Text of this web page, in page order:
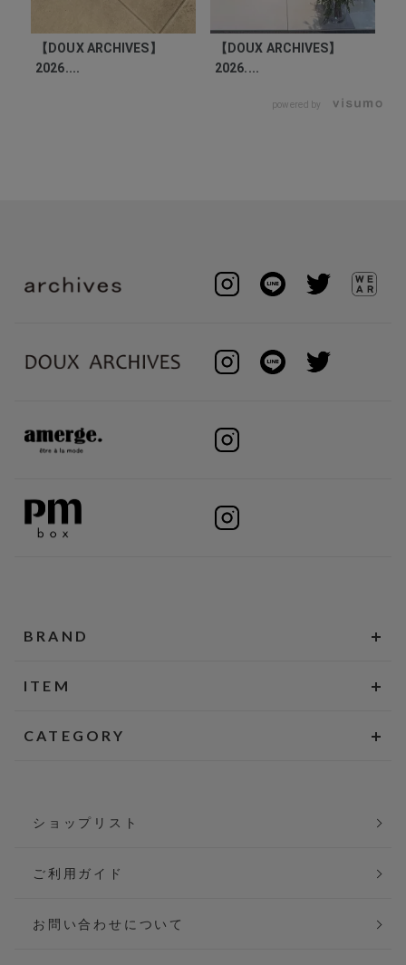
【DOUX ARCHIVES】
2026....
【DOUX ARCHIVES】
2026....
powered by
BRAND
ITEM
CATEGORY
ショップリスト
ご利用ガイド
お問い合わせについて